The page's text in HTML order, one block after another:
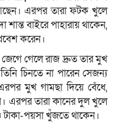
এরপর তারা ফটক খুলে
বাইরে পাহারায় থাকেন,
করেন।
জেগে গেলে রাজ দ্রুত তার মুখ
চিনতে না পারেন সেজন্য
মুখ গামছা দিয়ে বেঁধে,
এরপর তারা কানের দুল খুলে
টাকা-পয়সা খুঁজতে থাকেন।